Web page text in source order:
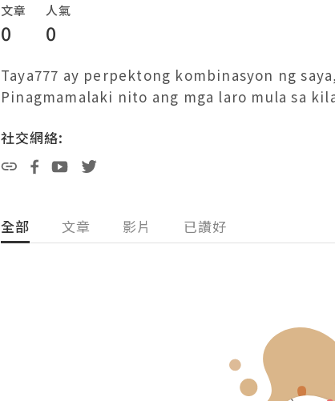
文章
0
人氣
0
Taya777 ay perpektong kombinasyon ng
Pinagmamalaki nito ang mga laro mula sa
社交網絡:
全部 文章 影片 已讚好